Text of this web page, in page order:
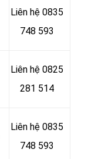
Liên hệ0835
748 593
Liên hệ0825
281 514
Liên hệ0835
748 593